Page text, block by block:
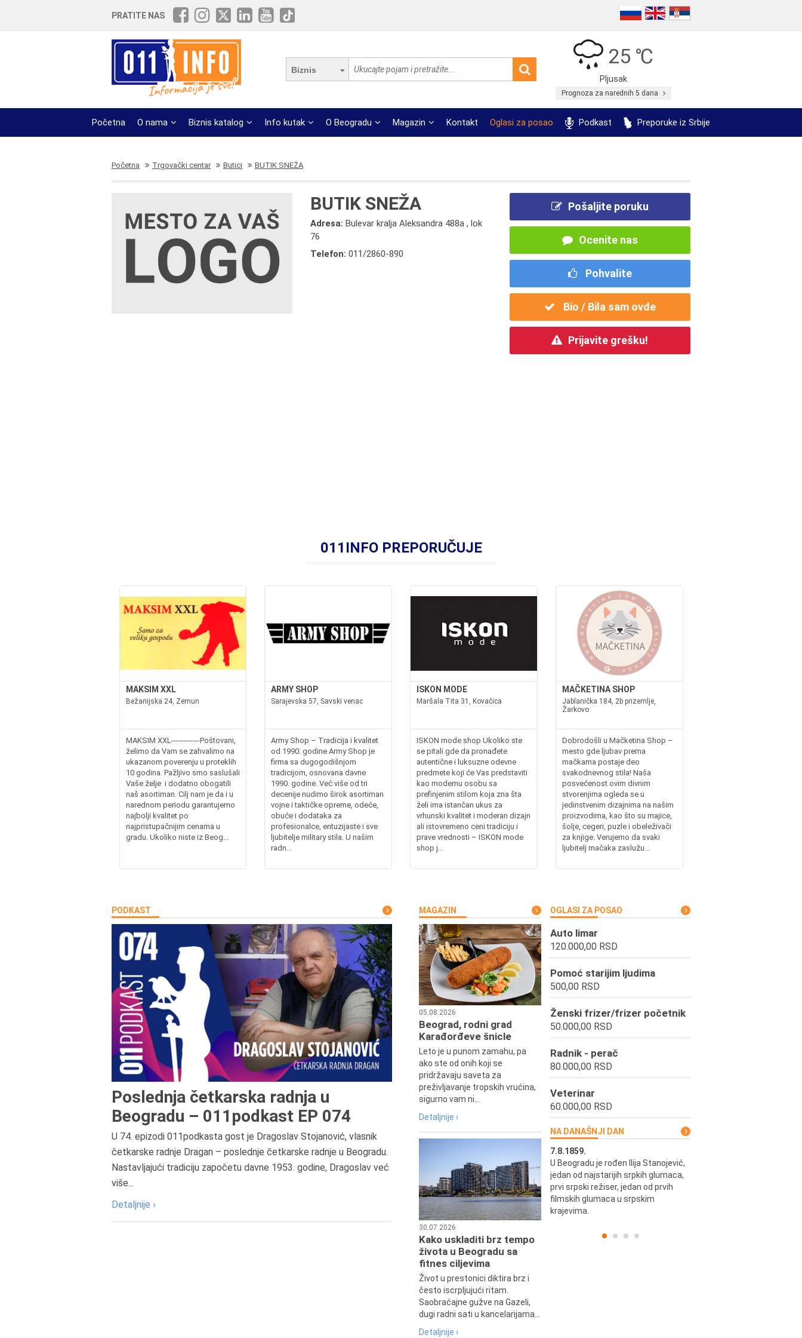
PRATITE NAS
Biznis
25 ℃
Pljusak
Prognoza za narednih 5 dana
Početna O nama Biznis katalog Info kutak O Beogradu Magazin Kontakt Oglasi za posao Podkast Preporuke iz Srbije
Početna Trgovački centar Butici BUTIK SNEŽA
BUTIK SNEŽA
Adresa:Bulevar kralja Aleksandra 488a , lok
76
Telefon:011/2860-890
Pošaljite poruku
Ocenite nas
Pohvalite
Bio / Bila sam ovde
Prijavite grešku!
011INFO PREPORUČUJE
MAKSIM XXL
Bežanijska 24, Zemun
MAKSIM XXL------------Poštovani,
želimo da Vam se zahvalimo na
ukazanom poverenju u proteklih
10 godina. Pažljivo smo saslušali
Vaše želje i dodatno obogatili
naš asortiman. Cilj nam je da i u
narednom periodu garantujemo
najbolji kvalitet po
najpristupačnijim cenama u
gradu. Ukoliko niste iz Beog...
ARMY SHOP
Sarajevska 57, Savski venac
Army Shop – Tradicija i kvalitet
od 1990. godine Army Shop je
firma sa dugogodišnjom
tradicijom, osnovana davne
1990. godine. Već više od tri
decenije nudimo širok asortiman
vojne i taktičke opreme, odeće,
obuće i dodataka za
profesionalce, entuzijaste i sve
ljubitelje military stila. U našim
radn...
ISKON MODE
Maršala Tita 31, Kovačica
ISKON mode shop Ukoliko ste
se pitali gde da pronađete
autentične i luksuzne odevne
predmete koji će Vas predstaviti
kao modernu osobu sa
prefinjenim stilom koja zna šta
želi ima istančan ukus za
vrhunski kvalitet i moderan dizajn
ali istovremeno ceni tradiciju i
prave vrednosti – ISKON mode
shop j...
MAČKETINA SHOP
Jablanička 184, 2b prizemlje,
Žarkovo
Dobrodošli u Mačketina Shop –
mesto gde ljubav prema
mačkama postaje deo
svakodnevnog stila! Naša
posvećenost ovim divnim
stvorenjima ogleda se u
jedinstvenim dizajnima na našim
proizvodima, kao što su majice,
šolje, cegeri, puzle i obeleživači
za knjige. Verujemo da svaki
ljubitelj mačaka zaslužu...
PODKAST
Poslednja četkarska radnja u
Beogradu – 011podkast EP 074
U 74. epizodi 011podkasta gost je Dragoslav Stojanović, vlasnik
četkarske radnje Dragan – poslednje četkarske radnje u Beogradu.
Nastavljajući tradiciju započetu davne 1953. godine, Dragoslav već
više...
Detaljnije ›
MAGAZIN
05.08.2026
Beograd, rodni grad
Karađorđeve šnicle
Leto je u punom zamahu, pa
ako ste od onih koji se
pridržavaju saveta za
preživljavanje tropskih vrućina,
sigurno vam ni...
Detaljnije ›
30.07.2026
Kako uskladiti brz tempo
života u Beogradu sa
fitnes ciljevima
Život u prestonici diktira brz i
često iscrpljujući ritam.
Saobraćajne gužve na Gazeli,
dugi radni sati u kancelarijama...
Detaljnije ›
OGLASI ZA POSAO
Auto limar
120.000,00 RSD
Pomoć starijim ljudima
500,00 RSD
Ženski frizer/frizer početnik
50.000,00 RSD
Radnik - perač
80.000,00 RSD
Veterinar
60.000,00 RSD
NA DANAŠNJI DAN
Preminula je Đurđija Cvetić,
pozorišna, filmska i TV glumica.
7.8.1859.
U Beogradu je rođen Ilija Stanojević,
jedan od najstarijih srpkih glumaca,
prvi srpski režiser, jedan od prvih
filmskih glumaca u srpskim
krajevima.